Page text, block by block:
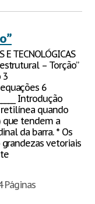
E TECNOLÓGICAS
estrutural – Torção”
3
6
Introdução
retilínea quando
que tendem a
da barra. * Os
grandezas vetoriais
Páginas